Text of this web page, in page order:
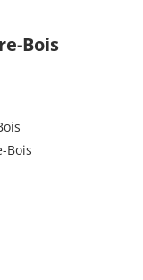
Bois
Bois